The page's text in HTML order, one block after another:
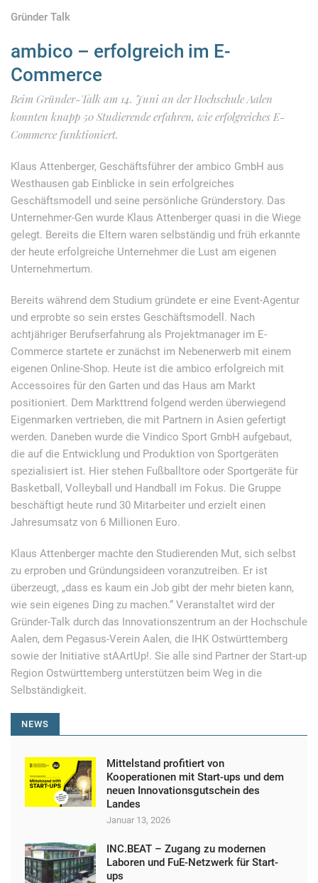
Gründer Talk
ambico – erfolgreich im E-
Commerce
Beim Gründer-Talk am 14. Juni an der Hochschule Aalen
konnten knapp 50 Studierende erfahren, wie erfolgreiches E-
Commerce funktioniert.
Klaus Attenberger, Geschäftsführer der ambico GmbH aus
Westhausen gab Einblicke in sein erfolgreiches
Geschäftsmodell und seine persönliche Gründerstory. Das
Unternehmer-Gen wurde Klaus Attenberger quasi in die Wiege
gelegt. Bereits die Eltern waren selbständig und früh erkannte
der heute erfolgreiche Unternehmer die Lust am eigenen
Unternehmertum.
Bereits während dem Studium gründete er eine Event-Agentur
und erprobte so sein erstes Geschäftsmodell. Nach
achtjähriger Berufserfahrung als Projektmanager im E-
Commerce startete er zunächst im Nebenerwerb mit einem
eigenen Online-Shop. Heute ist die ambico erfolgreich mit
Accessoires für den Garten und das Haus am Markt
positioniert. Dem Markttrend folgend werden überwiegend
Eigenmarken vertrieben, die mit Partnern in Asien gefertigt
werden. Daneben wurde die Vindico Sport GmbH aufgebaut,
die auf die Entwicklung und Produktion von Sportgeräten
spezialisiert ist. Hier stehen Fußballtore oder Sportgeräte für
Basketball, Volleyball und Handball im Fokus. Die Gruppe
beschäftigt heute rund 30 Mitarbeiter und erzielt einen
Jahresumsatz von 6 Millionen Euro.
Klaus Attenberger machte den Studierenden Mut, sich selbst
zu erproben und Gründungsideen voranzutreiben. Er ist
überzeugt, „dass es kaum ein Job gibt der mehr bieten kann,
wie sein eigenes Ding zu machen.“ Veranstaltet wird der
Gründer-Talk durch das Innovationszentrum an der Hochschule
Aalen, dem Pegasus-Verein Aalen, die IHK Ostwürttemberg
sowie der Initiative stAArtUp!. Sie alle sind Partner der Start-up
Region Ostwürttemberg unterstützen beim Weg in die
Selbständigkeit.
NEWS
Mittelstand profitiert von
Kooperationen mit Start-ups und dem
neuen Innovationsgutschein des
Landes
Januar 13, 2026
INC.BEAT – Zugang zu modernen
Laboren und FuE-Netzwerk für Start-
ups